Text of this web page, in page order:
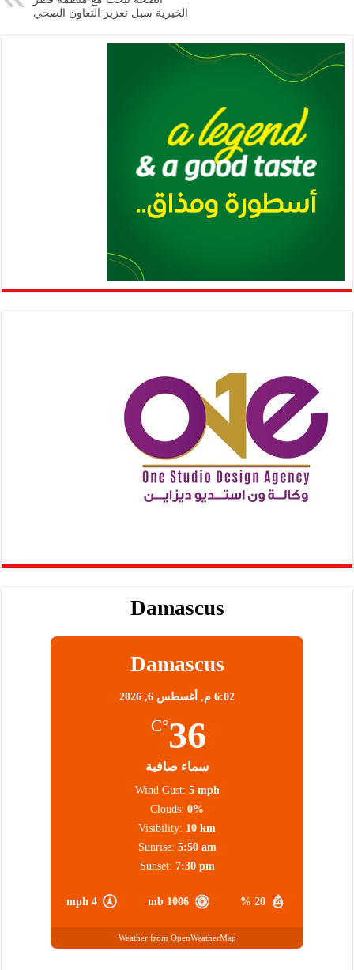
p
الخيرية سبل تعزيز التعاون الصحي
Damascus
Damascus
6:02 م, أغسطس 6, 2026
36
°C
سماء صافية
20 %
1006 mb
4 mph
Wind Gust: 5 mph
Clouds: 0%
Visibility: 10 km
Sunrise: 5:50 am
Sunset: 7:30 pm
Weather from OpenWeatherMap